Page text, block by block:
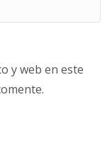
y web en este